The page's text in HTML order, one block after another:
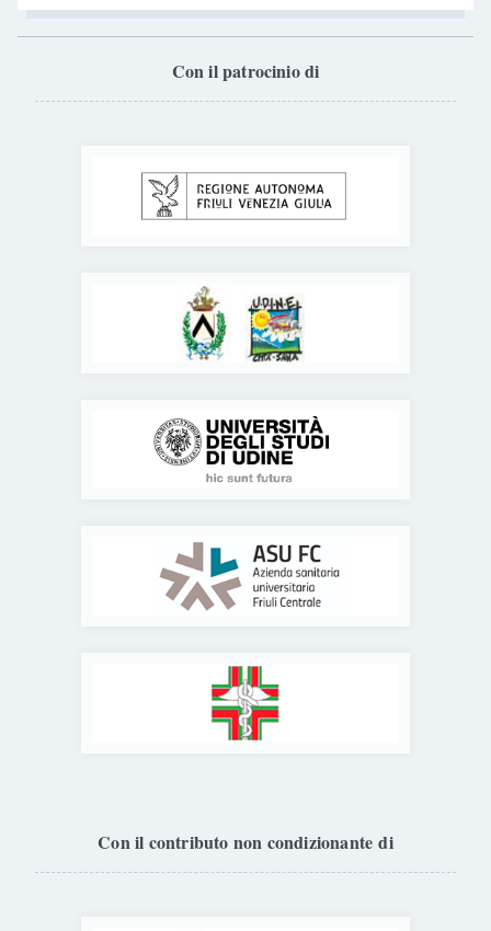
Con il patrocinio di
Con il contributo non condizionante di